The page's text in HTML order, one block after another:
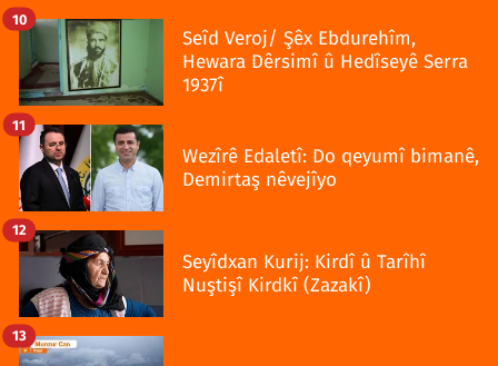
Seîd Veroj/ Şêx Ebdurehîm,
Hewara Dêrsimî û Hedîseyê Serra
1937î
10
Wezîrê Edaletî: Do qeyumî bimanê,
Demirtaş nêvejîyo
11
Seyîdxan Kurij: Kirdî û Tarîhî
Nuştişî Kirdkî (Zazakî)
12
13